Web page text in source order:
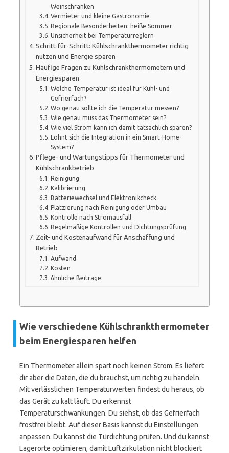
Weinschränken
Vermieter und kleine Gastronomie
Regionale Besonderheiten: heiße Sommer
Unsicherheit bei Temperaturreglern
Schritt-für-Schritt: Kühlschrankthermometer richtig
nutzen und Energie sparen
Häufige Fragen zu Kühlschrankthermometern und
Energiesparen
Welche Temperatur ist ideal für Kühl- und
Gefrierfach?
Wo genau sollte ich die Temperatur messen?
Wie genau muss das Thermometer sein?
Wie viel Strom kann ich damit tatsächlich sparen?
Lohnt sich die Integration in ein Smart-Home-
System?
Pflege- und Wartungstipps für Thermometer und
Kühlschrankbetrieb
Reinigung
Kalibrierung
Batteriewechsel und Elektronikcheck
Platzierung nach Reinigung oder Umbau
Kontrolle nach Stromausfall
Regelmäßige Kontrollen und Dichtungsprüfung
Zeit- und Kostenaufwand für Anschaffung und
Betrieb
Aufwand
Kosten
Ähnliche Beiträge:
Wie verschiedene Kühlschrankthermometer
beim Energiesparen helfen
Ein Thermometer allein spart noch keinen Strom. Es liefert
dir aber die Daten, die du brauchst, um richtig zu handeln.
Mit verlässlichen Temperaturwerten findest du heraus, ob
das Gerät zu kalt läuft. Du erkennst
Temperaturschwankungen. Du siehst, ob das Gefrierfach
frostfrei bleibt. Auf dieser Basis kannst du Einstellungen
anpassen. Du kannst die Türdichtung prüfen. Und du kannst
Lagerorte optimieren, damit Luftzirkulation nicht blockiert